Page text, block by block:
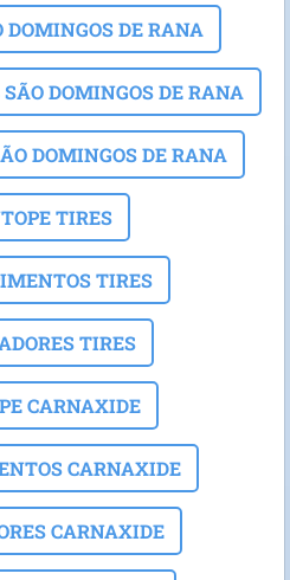
DOMINGOS DE RANA
DOMINGOS DE RANA
DOMINGOS DE RANA
TIRES
TIRES
TIRES
CARNAXIDE
CARNAXIDE
CARNAXIDE